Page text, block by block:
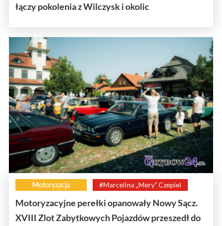
łączy pokolenia z Wilczysk i okolic
Motoryzacja #Marcelina „Mery” Czepiel
Motoryzacyjne perełki opanowały Nowy Sącz.
XVIII Zlot Zabytkowych Pojazdów przeszedł do